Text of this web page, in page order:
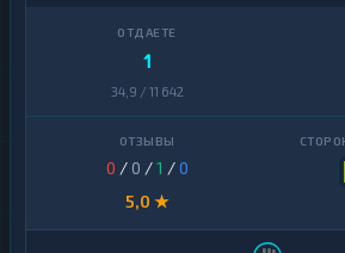
1
34,9 / 11 642
0 / 0 /1 /0
5,0 ★